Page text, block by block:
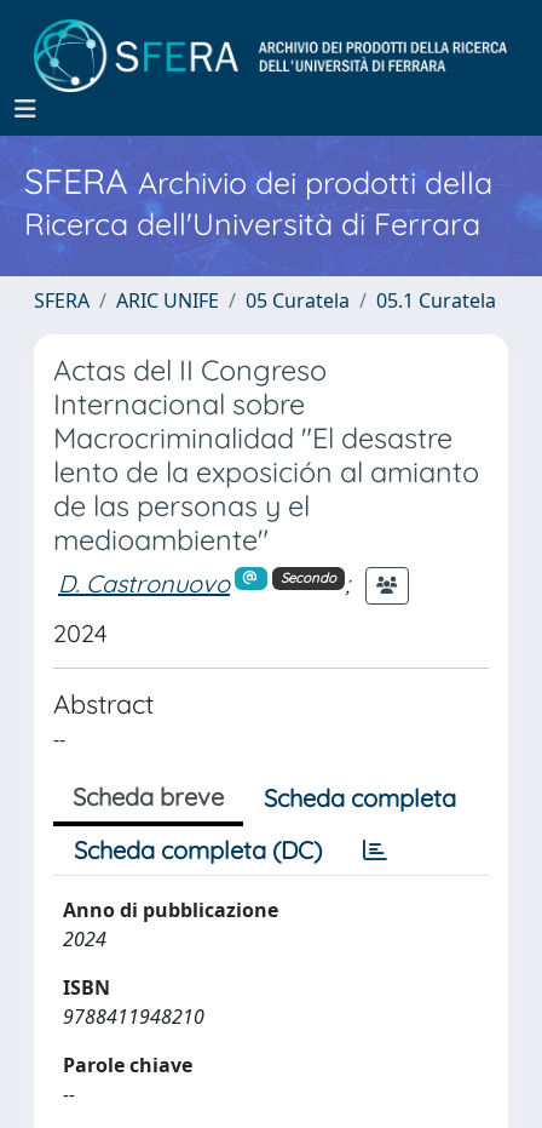
SFERA Archivio dei prodotti della
Ricerca dell'Università di Ferrara
SFERA ARIC UNIFE 05 Curatela 05.1 Curatela
Actas del II Congreso
Internacional sobre
Macrocriminalidad "El desastre
lento de la exposición al amianto
de las personas y el
medioambiente"
D. Castronuovo Secondo
;
2024
Abstract
--
Scheda breve
Scheda completa
Scheda completa (DC)
Anno di pubblicazione
2024
ISBN
9788411948210
Parole chiave
--